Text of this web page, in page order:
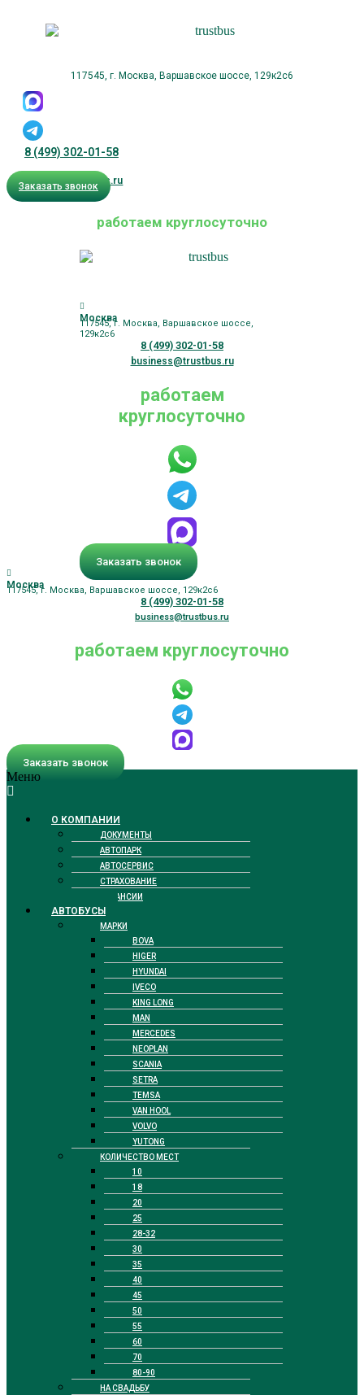
117545, г. Москва, Варшавское шоссе, 129к2с6
8 (499) 302-01-58
business@trustbus.ru
Заказать звонок
работаем круглосуточно
Москва
117545, г. Москва, Варшавское шоссе,
129к2с6
8 (499) 302-01-58
business@trustbus.ru
работаем
круглосуточно
Заказать звонок
Москва
117545, г. Москва, Варшавское шоссе, 129к2с6
8 (499) 302-01-58
business@trustbus.ru
работаем круглосуточно
Заказать звонок
Меню
О КОМПАНИИ
ДОКУМЕНТЫ
АВТОПАРК
АВТОСЕРВИС
СТРАХОВАНИЕ
ВАКАНСИИ
АВТОБУСЫ
МАРКИ
BOVA
HIGER
HYUNDAI
IVECO
KING LONG
MAN
MERCEDES
NEOPLAN
SCANIA
SETRA
TEMSA
VAN HOOL
VOLVO
YUTONG
КОЛИЧЕСТВО МЕСТ
10
18
20
25
28-32
30
35
40
45
50
55
60
70
80-90
НА СВАДЬБУ